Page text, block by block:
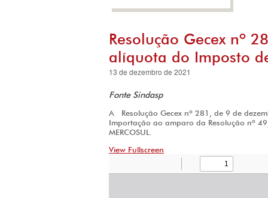
Resolução Gecex nº
alíquota do Imposto
13 de dezembro de 2021
Fonte Sindasp
A Resolução Gecex nº 281, de 9 de
Importação ao amparo da Resolução nº
MERCOSUL.
View Fullscreen